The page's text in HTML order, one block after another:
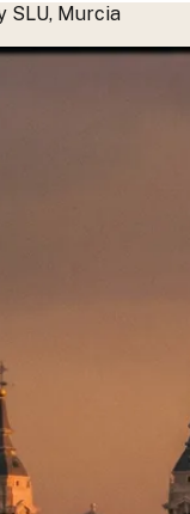
SLU, Murcia
abril 2025